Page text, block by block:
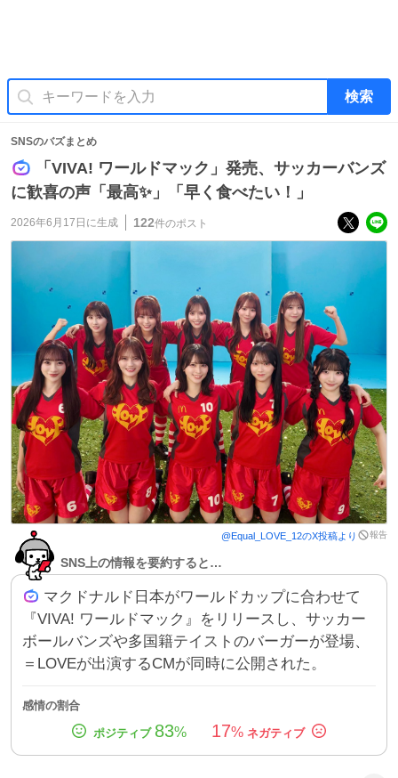
検索
SNSのバズまとめ
「VIVA! ワールドマック」発売、サッカーバンズ
に歓喜の声「最高✨」「早く食べたい！」
2026年6月17日 に生成 122件のポスト
@Equal_LOVE_12のX投稿より 報告
SNS上の情報を要約すると…
マクドナルド日本がワールドカップに合わせて
『VIVA! ワールドマック』をリリースし、サッカー
ボールバンズや多国籍テイストのバーガーが登場、
＝LOVEが出演するCMが同時に公開された。
感情の割合
83% 17%